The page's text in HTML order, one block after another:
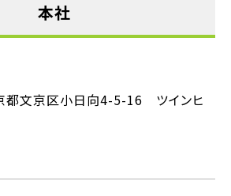
本社
文京区小日向4-5-16 ツインヒ